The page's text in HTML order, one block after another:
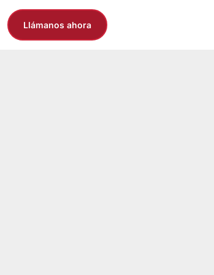
Llámanos ahora